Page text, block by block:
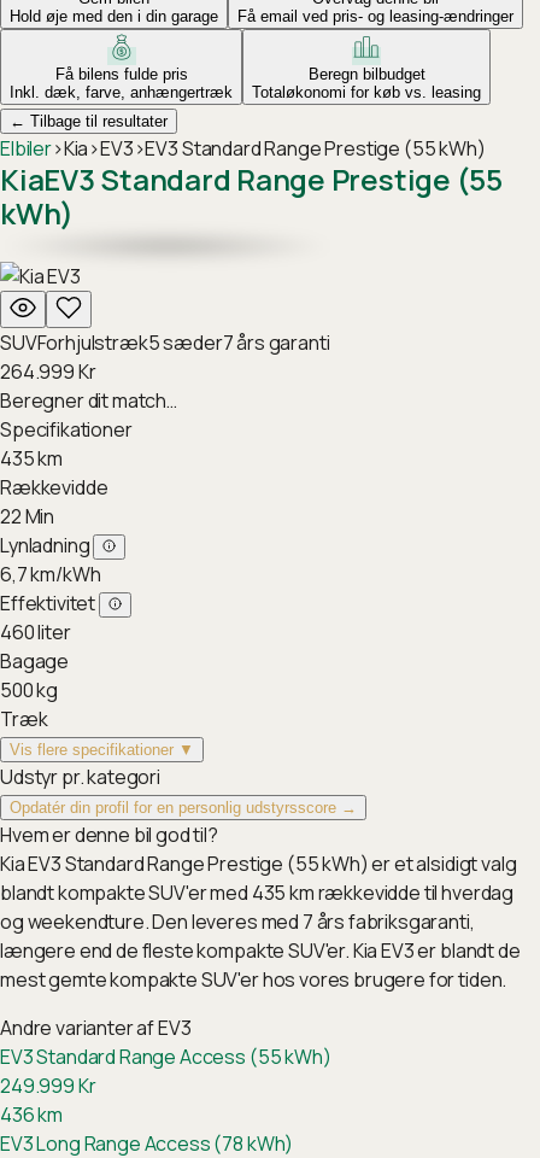
Hold øje med den i din garage
Få email ved pris- og leasing-ændringer
Få bilens fulde pris
Inkl. dæk, farve, anhængertræk
Beregn bilbudget
Totaløkonomi for køb vs. leasing
← Tilbage til resultater
Elbiler›Kia›EV3›EV3 Standard Range Prestige (55 kWh)
KiaEV3 Standard Range Prestige (55
kWh)
SUVForhjulstræk5sæder7års garanti
264.999Kr
Beregner dit match…
Specifikationer
435km
Rækkevidde
22Min
Lynladning
6,7km/kWh
Effektivitet
460liter
Bagage
500kg
Træk
Vis flere specifikationer ▼
Udstyr pr. kategori
Opdatér din profil for en personlig udstyrsscore →
Hvem er denne bil god til?
Kia EV3 Standard Range Prestige (55 kWh) er et alsidigt valg
blandt kompakte SUV'er med 435 km rækkevidde til hverdag
og weekendture. Den leveres med 7 års fabriksgaranti,
længere end de fleste kompakte SUV'er. Kia EV3 er blandt de
mest gemte kompakte SUV'er hos vores brugere for tiden.
Andre varianter afEV3
EV3 Standard Range Access (55 kWh)
249.999Kr
436km
EV3 Long Range Access (78 kWh)